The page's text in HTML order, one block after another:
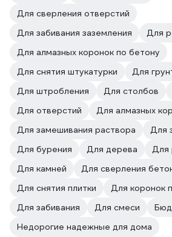
Для сверления отверстий
Для забивания заземления
Для
Для алмазных коронок по бетону
Для снятия штукатурки
Для
Для штробления
Для столбов
Для отверстий
Для алмазных
Для замешивания раствора
Для
Для бурения
Для дерева
Для
Для камней
Для сверления
Для снятия плитки
Для коронок
Для забивания
Для смеси
Недорогие надежные для дома